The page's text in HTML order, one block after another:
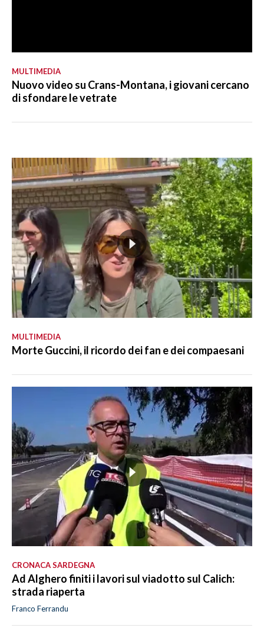
MULTIMEDIA
Nuovo video su Crans-Montana, i giovani cercano
di sfondare le vetrate
MULTIMEDIA
Morte Guccini, il ricordo dei fan e dei compaesani
CRONACA SARDEGNA
Ad Alghero finiti i lavori sul viadotto sul Calich:
strada riaperta
Franco Ferrandu